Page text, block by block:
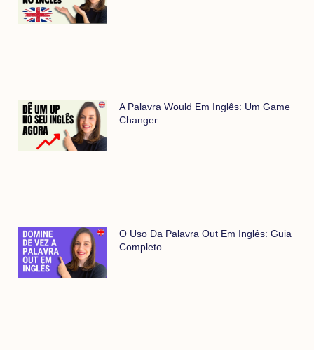
A Palavra Would Em Inglês: Um Game
Changer
O Uso Da Palavra Out Em Inglês: Guia
Completo